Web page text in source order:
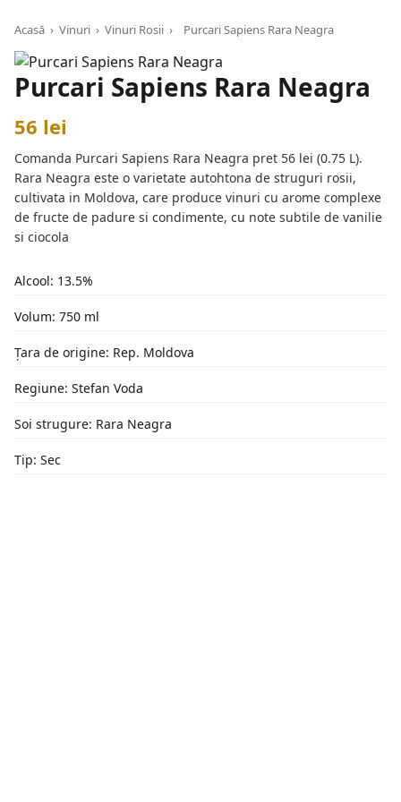
Acasă › Vinuri › Vinuri Rosii › Purcari Sapiens Rara Neagra
Purcari Sapiens Rara Neagra
56 lei
Comanda Purcari Sapiens Rara Neagra pret 56 lei (0.75 L).
Rara Neagra este o varietate autohtona de struguri rosii,
cultivata in Moldova, care produce vinuri cu arome complexe
de fructe de padure si condimente, cu note subtile de vanilie
si ciocola
Alcool: 13.5%
Volum: 750 ml
Țara de origine: Rep. Moldova
Regiune: Stefan Voda
Soi strugure: Rara Neagra
Tip: Sec